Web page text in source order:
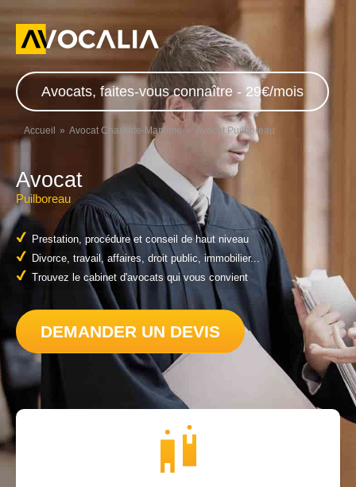
Avocats, faites-vous connaître - 29€/mois
Accueil Avocat Charente-Maritime Avocat Puilboreau
Avocat
Puilboreau
Prestation, procédure et conseil de haut niveau
Divorce, travail, affaires, droit public, immobilier...
Trouvez le cabinet d'avocats qui vous convient
DEMANDER UN DEVIS